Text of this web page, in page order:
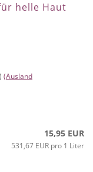
helle Haut
(Ausland
15,95 EUR
531,67 EUR pro 1 Liter